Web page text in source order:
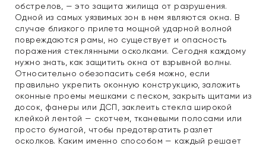
обстрелов, — это защита жилища от разрушения.
Одной из самых уязвимых зон в нем являются окна. В
случае близкого прилета мощной ударной волной
повреждаются рамы, но существует и опасность
поражения стеклянными осколками. Сегодня каждому
нужно знать, как защитить окна от взрывной волны.
Относительно обезопасить себя можно, если
правильно укрепить оконную конструкцию, заложить
оконные проемы мешками с песком, закрыть щитами из
досок, фанеры или ДСП, заклеить стекла широкой
клейкой лентой — скотчем, тканевыми полосами или
просто бумагой, чтобы предотвратить разлет
осколков. Каким именно способом — каждый решает